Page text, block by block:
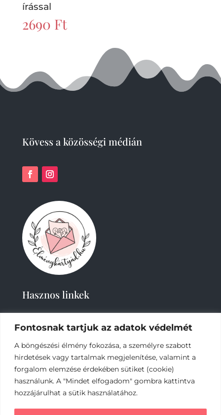
Fontosnak tartjuk az adatok védelmét
A böngészési élmény fokozása, a személyre szabott
hirdetések vagy tartalmak megjelenítése, valamint a
forgalom elemzése érdekében sütiket (cookie)
használunk. A "Mindet elfogadom" gombra kattintva
hozzájárulhat a sütik használatához.
írással
2690 Ft
Kövess a közösségi médián
Hasznos linkek
2019-2023 – Élménykártyád-Nagy Tímea © Minden
jog fenntartva.
Az online fizetést a Barion Payment Zrt. biztosítja,